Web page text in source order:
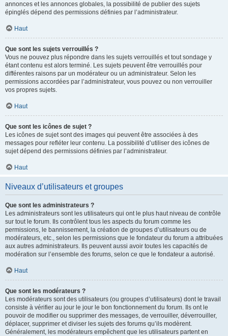
annonces et les annonces globales, la possibilité de publier des sujets
épinglés dépend des permissions définies par l’administrateur.
Haut
Que sont les sujets verrouillés ?
Vous ne pouvez plus répondre dans les sujets verrouillés et tout sondage y
étant contenu est alors terminé. Les sujets peuvent être verrouillés pour
différentes raisons par un modérateur ou un administrateur. Selon les
permissions accordées par l’administrateur, vous pouvez ou non verrouiller
vos propres sujets.
Haut
Que sont les icônes de sujet ?
Les icônes de sujet sont des images qui peuvent être associées à des
messages pour refléter leur contenu. La possibilité d’utiliser des icônes de
sujet dépend des permissions définies par l’administrateur.
Haut
Niveaux d’utilisateurs et groupes
Que sont les administrateurs ?
Les administrateurs sont les utilisateurs qui ont le plus haut niveau de contrôle
sur tout le forum. Ils contrôlent tous les aspects du forum comme les
permissions, le bannissement, la création de groupes d’utilisateurs ou de
modérateurs, etc., selon les permissions que le fondateur du forum a attribuées
aux autres administrateurs. Ils peuvent aussi avoir toutes les capacités de
modération sur l’ensemble des forums, selon ce que le fondateur a autorisé.
Haut
Que sont les modérateurs ?
Les modérateurs sont des utilisateurs (ou groupes d’utilisateurs) dont le travail
consiste à vérifier au jour le jour le bon fonctionnement du forum. Ils ont le
pouvoir de modifier ou supprimer des messages, de verrouiller, déverrouiller,
déplacer, supprimer et diviser les sujets des forums qu’ils modèrent.
Généralement, les modérateurs empêchent que les utilisateurs partent en